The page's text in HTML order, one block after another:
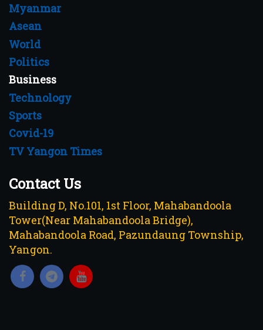
Myanmar
Asean
World
Politics
Business
Technology
Sports
Covid-19
TV Yangon Times
Contact Us
Building D, No.101, 1st Floor, Mahabandoola
Tower(Near Mahabandoola Bridge),
Mahabandoola Road, Pazundaung Township,
Yangon.